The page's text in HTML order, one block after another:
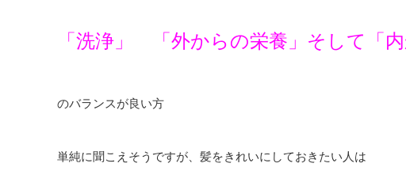
「洗浄」 「外からの栄養」そして「内
のバランスが良い方
単純に聞こえそうですが、髪をきれいにしておきたい人は